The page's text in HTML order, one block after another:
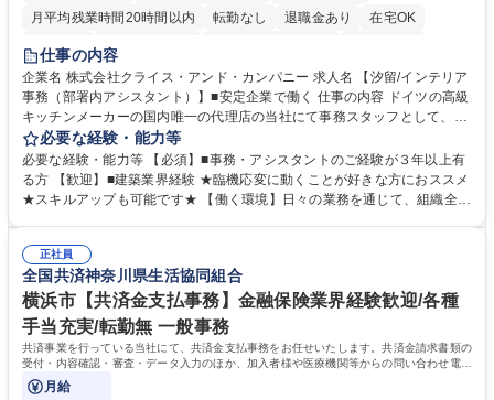
月平均残業時間20時間以内
転勤なし 退職金あり
在宅OK
育休あり
完全週休2日制
駅近5分以内
土日祝休み
仕事の内容
企業名 株式会社クライス・アンド・カンパニー 求人名 【汐留/インテリア
事務（部署内アシスタント）】■安定企業で働く 仕事の内容 ドイツの高級
キッチンメーカーの国内唯一の代理店の当社にて事務スタッフとして、部
署内の事務業務全般をお任せいたします。 裁量を持って働いていただける
ため、スキルアップも可能です。 【部署内の事務業務全般】 ■サンプルの
仕分け・整理 ■電話応対 ■書類作成（会議資料、お客様宛請求書、支払書
類を取りまとめて経理へ提出等） ■ショールームアテンド・運営・予約業
インテリア事務（部署内アシスタント）】■安定企業で働く
必要な経験・能力等
必要な経験・能力等 【必須】■事務・アシスタントのご経験が３年以上有
る方 【歓迎】■建築業界経験 ★臨機応変に動くことが好きな方におススメ
★スキルアップも可能です★ 【働く環境】日々の業務を通じて、組織全体
ームとの協力や新しいアイデアを活かす場もあり、やりがいを感じながら
働けます。 【歓迎】 ■インテリアの業界のご経験が有る方■PCの作業に慣
れている方 学歴・資格 学歴：大学院 大学 高専 短大 専修学校 語学力： 資
格：
正社員
全国共済神奈川県生活協同組合
横浜市【共済金支払事務】金融保険業界経験歓迎/各種
手当充実/転勤無 一般事務
共済事業を行っている当社にて、共済金支払事務をお任せいたします。共済金請求書類の
受付・内容確認・審査・データ入力のほか、加入者様や医療機関等からの問い合わせ電話
対応や書類発送等を担当します。
月給